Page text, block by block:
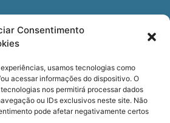
Consentimento
usamos tecnologias como
acessar informações do dispositivo. O
nos permitirá processar dados
ou IDs exclusivos neste site. Não
pode afetar negativamente certos
e eventos?